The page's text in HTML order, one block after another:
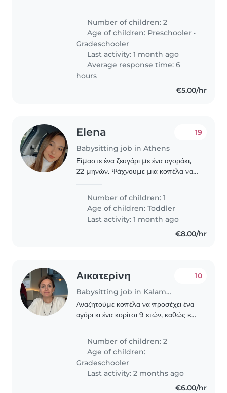
στο σπιτι και δεν χρειαζεται
μεταφορικο μεσο.
Number of children: 2
Age of children: Preschooler •
Gradeschooler
Last activity: 1 month ago
Average response time: 6
hours
€5.00/hr
Elena
Babysitting job in Athens
19
Είμαστε ένα ζευγάρι με ένα αγοράκι,
22 μηνών. Ψάχνουμε μια κοπέλα να
να μπορώ να πάω για δουλειά. Το
παιδί μας δεν βλέπει τηλεόραση, δεν
τρώει γλυκά,..
Number of children: 1
Age of children:Toddler
Last activity: 1 month ago
€8.00/hr
Αικατερίνη
Babysitting job in Kalamaria
10
Αναζητούμε κοπέλα να προσέχει ένα
αγόρι κι ένα κορίτσι 9 ετών, καθώς και
τους. Θα προτιμούσαμε να έχει
εμπειρία με παιδιά, να είναι αξιόπιστη,
φιλική..
Number of children: 2
Age of children:
Gradeschooler
Last activity: 2 months ago
€6.00/hr